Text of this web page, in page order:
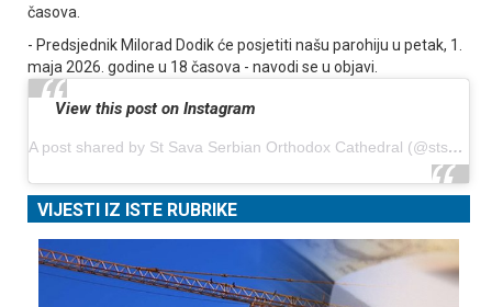
časova.
- Predsjednik Milorad Dodik će posjetiti našu parohiju u petak, 1.
maja 2026. godine u 18 časova - navodi se u objavi.
View this post on Instagram
A post shared by St Sava Serbian Orthodox Cathedral (@stsavamke)
VIJESTI IZ ISTE RUBRIKE